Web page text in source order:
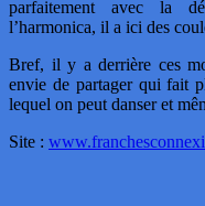
parfaitement avec la
l’harmonica, il a ici des
Bref, il y a derrière ces
envie de partager qui fait
lequel on peut danser et
Site :